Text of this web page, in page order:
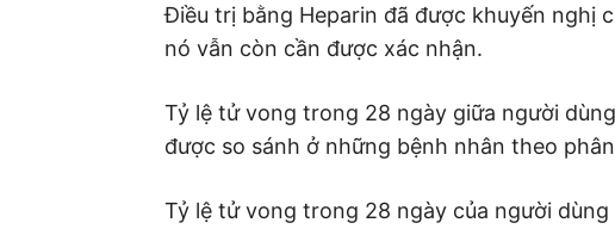
Điều trị bằng Heparin đã được khuyến nghị
nó vẫn còn cần được xác nhận.
Tỷ lệ tử vong trong 28 ngày giữa người
được so sánh ở những bệnh nhân theo
Tỷ lệ tử vong trong 28 ngày của người